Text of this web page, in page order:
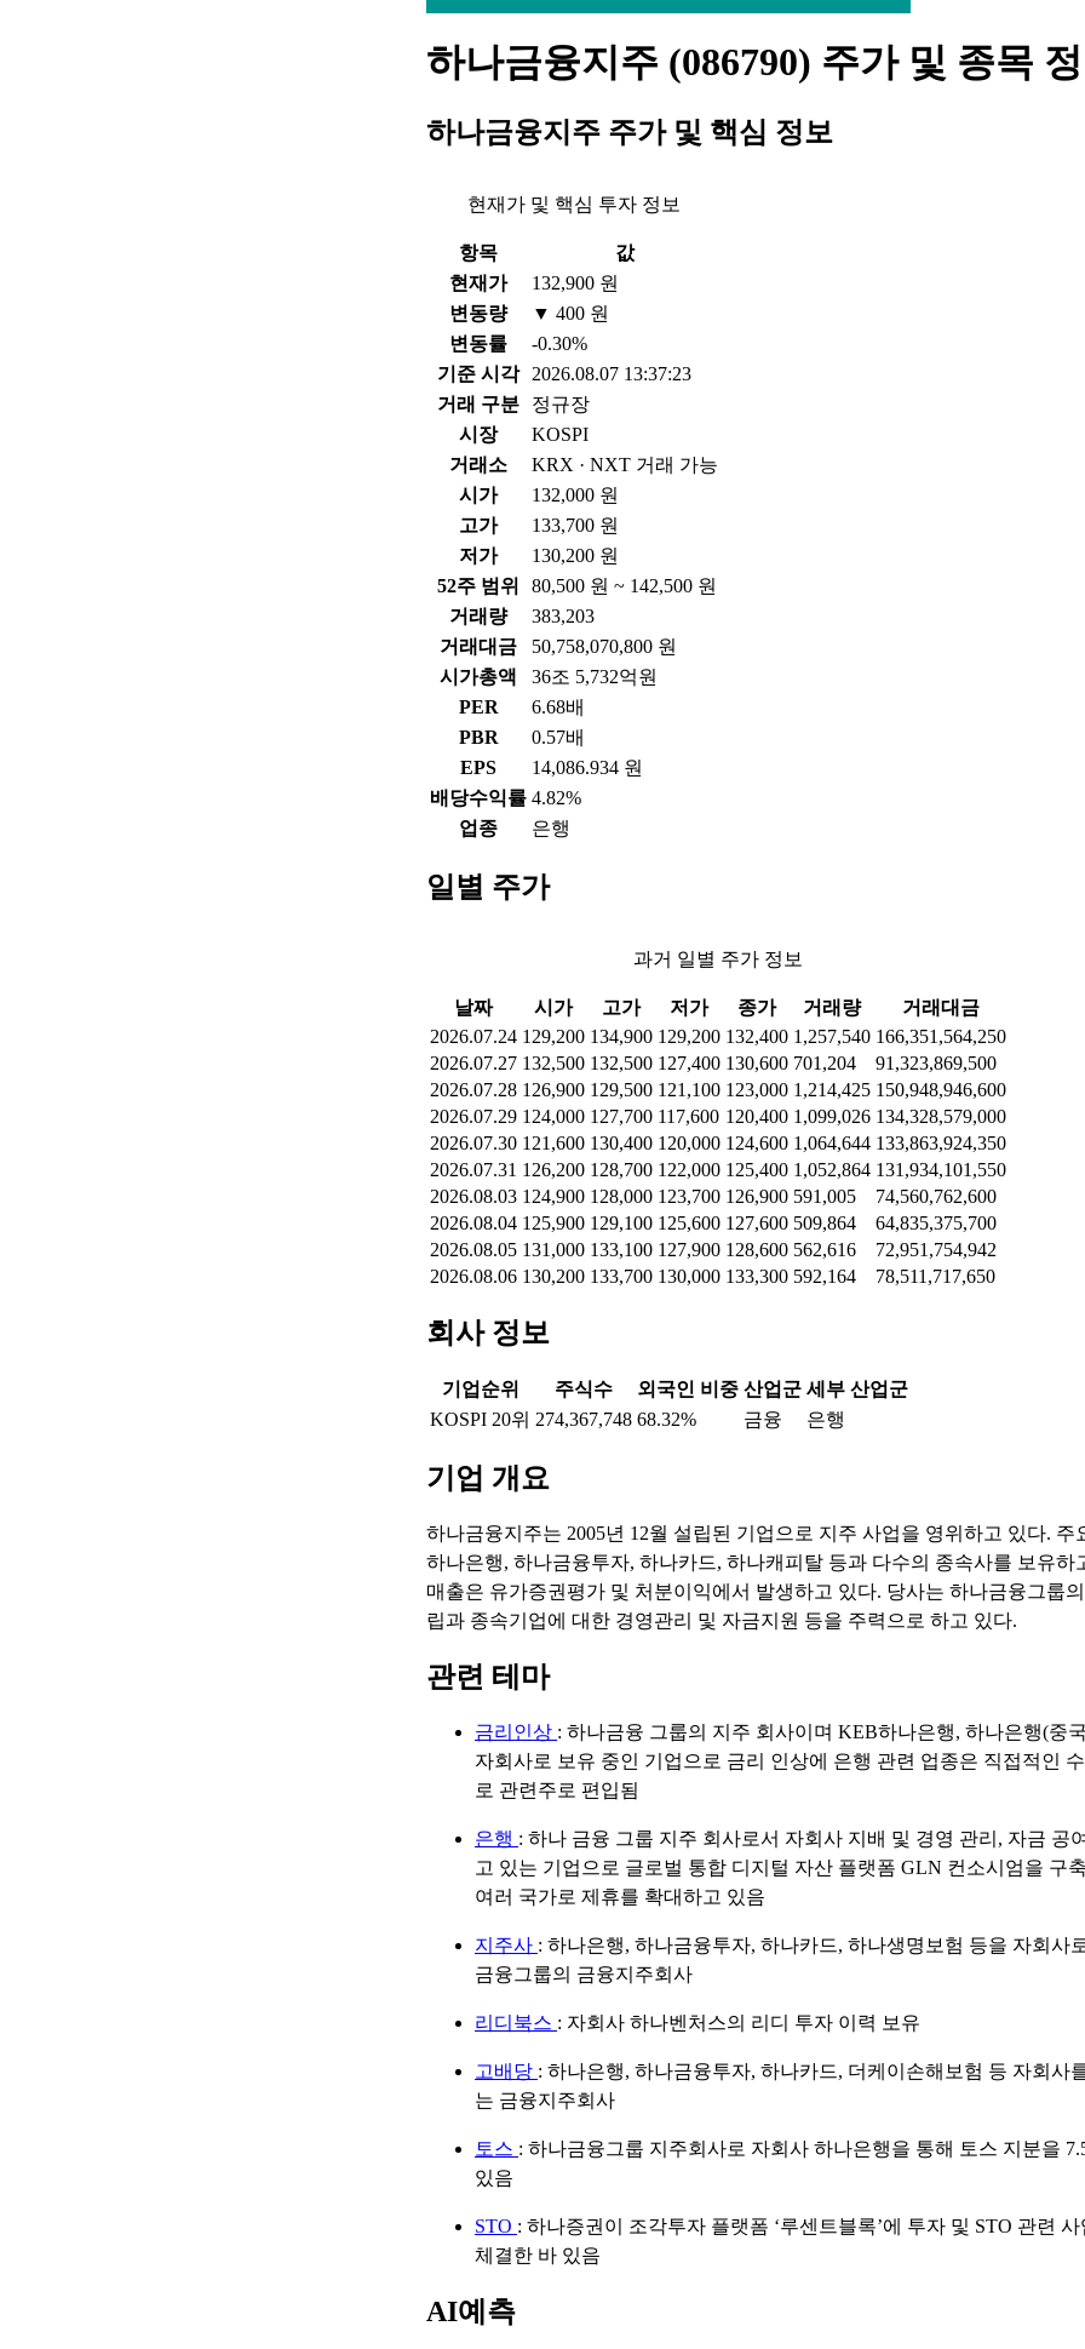
하나금융지주 (086790) 주가 및 종목
하나금융지주 주가 및 핵심 정보
현재가 및 핵심 투자 정보
항목
값
현재가
132,900 원
변동량
▼ 400 원
변동률
-0.30%
기준 시각
2026.08.07 13:37:23
거래 구분
정규장
시장
KOSPI
거래소
KRX · NXT 거래 가능
시가
132,000 원
고가
133,700 원
저가
130,200 원
52주 범위
80,500 원 ~ 142,500 원
거래량
383,203
거래대금
50,758,070,800 원
시가총액
36조 5,732억원
PER
6.68배
PBR
0.57배
EPS
14,086.934 원
배당수익률 4.82%
업종
은행
일별 주가
과거 일별 주가 정보
날짜 시가 고가 저가 종가 거래량
거래대금
2026.07.24 129,200 134,900 129,200 132,400 1,257,540 166,351,564,250
2026.07.27 132,500 132,500 127,400 130,600 701,204
91,323,869,500
2026.07.28 126,900 129,500 121,100 123,000 1,214,425 150,948,946,600
2026.07.29 124,000 127,700 117,600 120,400 1,099,026 134,328,579,000
2026.07.30 121,600 130,400 120,000 124,600 1,064,644 133,863,924,350
2026.07.31 126,200 128,700 122,000 125,400 1,052,864 131,934,101,550
2026.08.03 124,900 128,000 123,700 126,900 591,005
74,560,762,600
2026.08.04 125,900 129,100 125,600 127,600 509,864
64,835,375,700
2026.08.05 131,000 133,100 127,900 128,600 562,616
72,951,754,942
2026.08.06 130,200 133,700 130,000 133,300 592,164 78,511,717,650
회사 정보
기업순위 주식수 외국인 비중 산업군 세부 산업군
KOSPI 20위 274,367,748 68.32% 금융 은행
기업 개요
하나금융지주는 2005년 12월 설립된 기업으로 지주 사업을 영위하고 있다. 주
하나은행, 하나금융투자, 하나카드, 하나캐피탈 등과 다수의 종속사를 보유하
매출은 유가증권평가 및 처분이익에서 발생하고 있다. 당사는 하나금융그룹
립과 종속기업에 대한 경영관리 및 자금지원 등을 주력으로 하고 있다.
관련 테마
금리인상 : 하나금융 그룹의 지주 회사이며 KEB하나은행, 하나은행(중
자회사로 보유 중인 기업으로 금리 인상에 은행 관련 업종은 직접적인
로 관련주로 편입됨
은행 : 하나 금융 그룹 지주 회사로서 자회사 지배 및 경영 관리, 자금 공
고 있는 기업으로 글로벌 통합 디지털 자산 플랫폼 GLN 컨소시엄을 구
여러 국가로 제휴를 확대하고 있음
지주사 : 하나은행, 하나금융투자, 하나카드, 하나생명보험 등을 자회사
금융그룹의 금융지주회사
리디북스 : 자회사 하나벤처스의 리디 투자 이력 보유
고배당 : 하나은행, 하나금융투자, 하나카드, 더케이손해보험 등 자회사
는 금융지주회사
토스 : 하나금융그룹 지주회사로 자회사 하나은행을 통해 토스 지분을
있음
STO : 하나증권이 조각투자 플랫폼 ‘루센트블록’에 투자 및 STO 관련
체결한 바 있음
AI예측